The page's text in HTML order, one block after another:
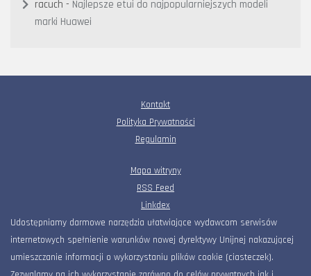
racuch - Najlepsze etui do najpopularniejszych modeli
marki Huawei
Kontakt
Polityka Prywatności
Regulamin
Mapa witryny
RSS Feed
Linkdex
Udostępniamy darmowe narzędzia ułatwiające wydawcom serwisów
internetowych spełnienie warunków nowej dyrektywy Unijnej nakazującej
umieszczanie informacji o wykorzystaniu plików cookie (ciasteczek).